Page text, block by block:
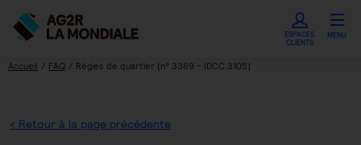
ESPACES
CLIENTS
MENU
Accueil FAQ Régies de quartier (n° 3369 - IDCC 3105)
< Retour à la page précédente